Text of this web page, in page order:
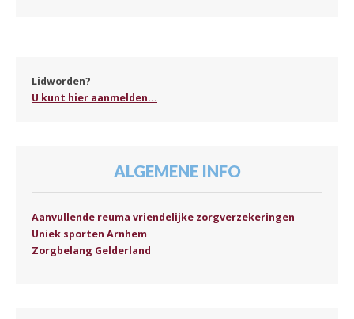
Lidworden?
U kunt hier aanmelden...
ALGEMENE INFO
Aanvullende reuma vriendelijke zorgverzekeringen
Uniek sporten Arnhem
Zorgbelang Gelderland